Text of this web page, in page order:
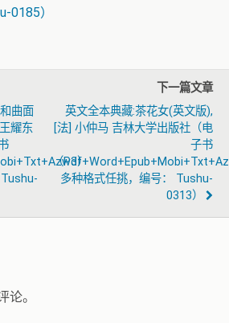
0185）
曲面
耀东
）
下一篇文章
英文全本典藏:茶花女(英文版),
[法] 小仲马 吉林大学出版社（电
子书
（
多种格式任挑，编号： Tushu-
0313）
论。